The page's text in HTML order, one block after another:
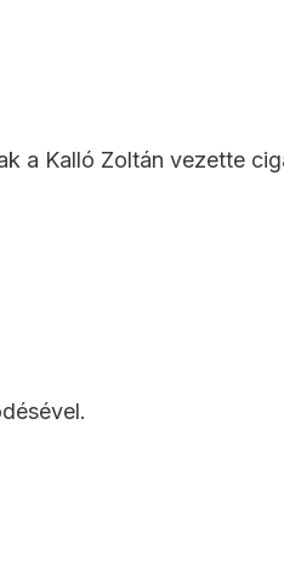
a Kalló Zoltán vezette